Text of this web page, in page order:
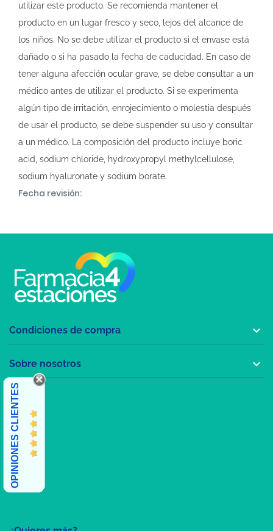
utilizar este producto. Se recomienda mantener el
producto en un lugar fresco y seco, lejos del alcance de
los niños. No se debe utilizar el producto si el envase está
dañado o si ha pasado la fecha de caducidad. En caso de
tener alguna afección ocular grave, se debe consultar a un
médico antes de utilizar el producto. Si se experimenta
algún tipo de irritación, enrojecimiento o molestia después
de usar el producto, se debe suspender su uso y consultar
a un médico. La composición del producto incluye boric
acid, sodium chloride, hydroxypropyl methylcellulose,
sodium hyaluronate y sodium borate.
Fecha revisión:
Condiciones de compra 
Sobre nosotros 
OPINIONES CLIENTES